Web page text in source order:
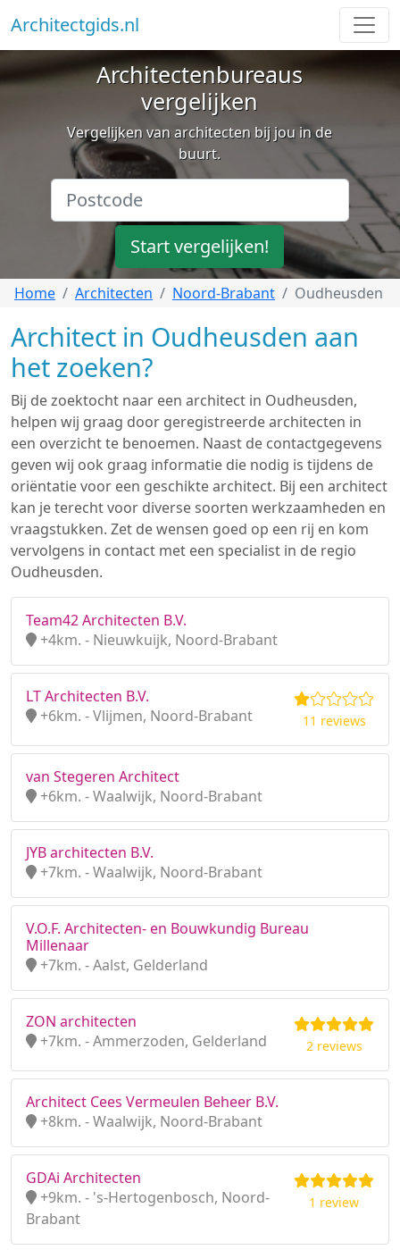
Architectgids.nl
Architectenbureaus
vergelijken
Vergelijken van architecten bij jou in de
buurt.
Start vergelijken!
Home Architecten Noord-Brabant Oudheusden
Architect in Oudheusden aan
het zoeken?
Bij de zoektocht naar een architect in Oudheusden,
helpen wij graag door geregistreerde architecten in
een overzicht te benoemen. Naast de contactgegevens
geven wij ook graag informatie die nodig is tijdens de
oriëntatie voor een geschikte architect. Bij een architect
kan je terecht voor diverse soorten werkzaamheden en
vraagstukken. Zet de wensen goed op een rij en kom
vervolgens in contact met een specialist in de regio
Oudheusden.
Team42 Architecten B.V.
+4km. - Nieuwkuijk, Noord-Brabant
LT Architecten B.V.
+6km. - Vlijmen, Noord-Brabant
11 reviews
van Stegeren Architect
+6km. - Waalwijk, Noord-Brabant
JYB architecten B.V.
+7km. - Waalwijk, Noord-Brabant
V.O.F. Architecten- en Bouwkundig Bureau
Millenaar
+7km. - Aalst, Gelderland
ZON architecten
+7km. - Ammerzoden, Gelderland
2 reviews
Architect Cees Vermeulen Beheer B.V.
+8km. - Waalwijk, Noord-Brabant
GDAi Architecten
+9km. - 's-Hertogenbosch, Noord-
Brabant
1 review